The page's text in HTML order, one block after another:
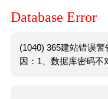
Database Error
(1040) 365建站错误
因：1、数据库密码不